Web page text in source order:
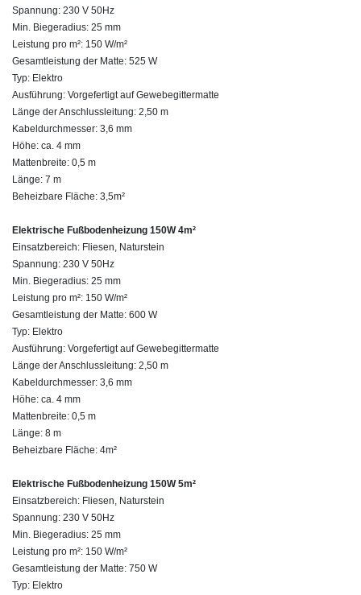
Spannung: 230 V 50Hz
Min. Biegeradius: 25 mm
Leistung pro m²: 150 W/m²
Gesamtleistung der Matte: 525 W
Typ: Elektro
Ausführung: Vorgefertigt auf Gewebegittermatte
Länge der Anschlussleitung: 2,50 m
Kabeldurchmesser: 3,6 mm
Höhe: ca. 4 mm
Mattenbreite: 0,5 m
Länge: 7 m
Beheizbare Fläche: 3,5m²
Elektrische Fußbodenheizung 150W 4m²
Einsatzbereich: Fliesen, Naturstein
Spannung: 230 V 50Hz
Min. Biegeradius: 25 mm
Leistung pro m²: 150 W/m²
Gesamtleistung der Matte: 600 W
Typ: Elektro
Ausführung: Vorgefertigt auf Gewebegittermatte
Länge der Anschlussleitung: 2,50 m
Kabeldurchmesser: 3,6 mm
Höhe: ca. 4 mm
Mattenbreite: 0,5 m
Länge: 8 m
Beheizbare Fläche: 4m²
Elektrische Fußbodenheizung 150W 5m²
Einsatzbereich: Fliesen, Naturstein
Spannung: 230 V 50Hz
Min. Biegeradius: 25 mm
Leistung pro m²: 150 W/m²
Gesamtleistung der Matte: 750 W
Typ: Elektro